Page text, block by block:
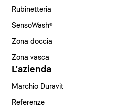
Rubinetteria
SensoWash®
Zona doccia
Zona vasca
L'azienda
Marchio Duravit
Referenze